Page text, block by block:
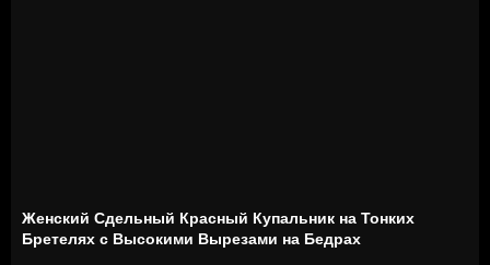
Женский Сдельный Красный Купальник на Тонких
Бретелях с Высокими Вырезами на Бедрах